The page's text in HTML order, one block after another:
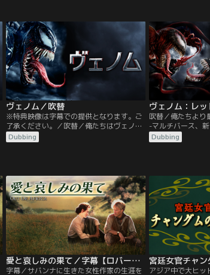
ースが現実のものとなってしまい、次々と
スパイダーマンに襲い掛かるヴィランた
ち。
に恨みを抱く“バ
装着しNYを危機
ヴェノム／吹替
※特典映像は字幕での提供となります。ご
了承ください。／吹替／俺たちはヴェノム
だ。最も残虐な悪＜ダーク・ヒーロー＞が
誕生する。敏腕記者エディ・ブロックは、
＞と呼ばれる地球外生命体を発見し接触し
てしまう。この意思を持った生命体との接
触により、エディの体は寄生され、その声
が…。
Dubbing
吹替／俺たちよ
-マルチバース、
を食べない」とい
生し、共同生活を
は、サン・クエ
囚、クレタス・
レタスは幾度と
Dubbing
愛と哀しみの果て／字幕【ロバート・レッドフォード＋メリル・ストリープ】
字幕／サバンナに生きた女性作家の生涯を
宮廷女官チャ
アジア中で大ヒッ